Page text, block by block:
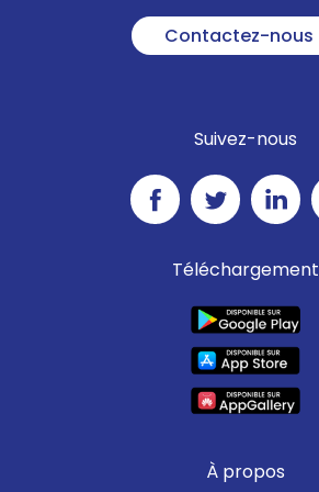
Contactez-nous
Suivez-nous
Téléchargement
À propos